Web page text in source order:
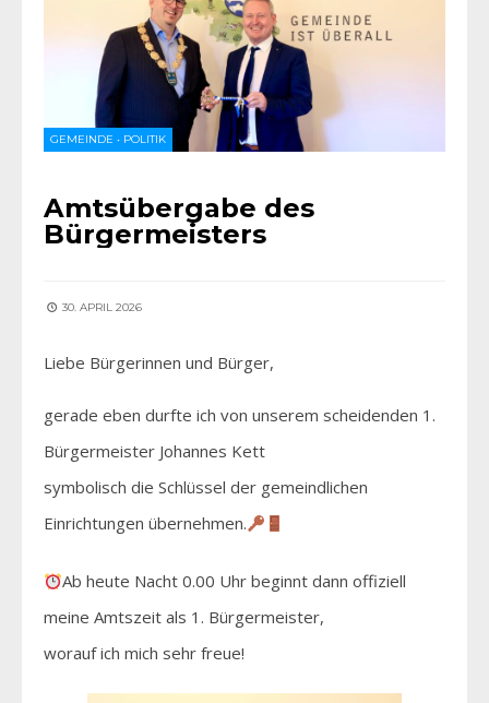
GEMEINDE • POLITIK
Amtsübergabe des
Bürgermeisters
30. APRIL 2026
Liebe Bürgerinnen und Bürger,
gerade eben durfte ich von unserem scheidenden 1.
Bürgermeister Johannes Kett
symbolisch die Schlüssel der gemeindlichen
Einrichtungen übernehmen.
Ab heute Nacht 0.00 Uhr beginnt dann offiziell
meine Amtszeit als 1. Bürgermeister,
worauf ich mich sehr freue!